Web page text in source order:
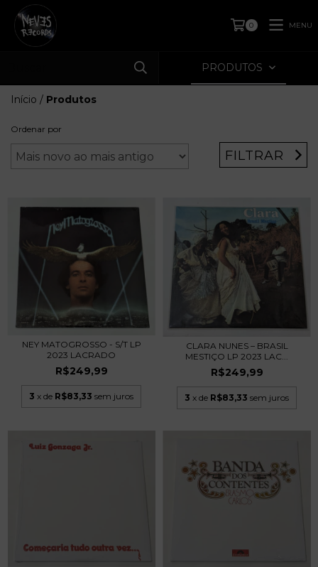
0 MENU
PRODUTOS
Início / Produtos
Ordenar por
FILTRAR
NEY MATOGROSSO - S/T LP
2023 LACRADO
R$249,99
3 x de R$83,33 sem juros
CLARA NUNES – BRASIL
MESTIÇO LP 2023 LAC...
R$249,99
3 x de R$83,33 sem juros